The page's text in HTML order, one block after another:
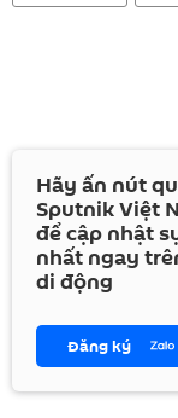
Hãy ấn nút
Sputnik Việt
để cập nhật
nhất ngay
di động
Đăng ký